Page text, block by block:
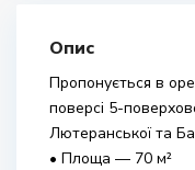
Опис
Пропонується в
поверсі 5-
Лютеранської та
• Площа — 70 м²